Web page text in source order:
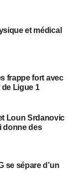
et médical
frappe fort avec
de Ligue 1
Loun Srdanovic
donne des
se sépare d’un